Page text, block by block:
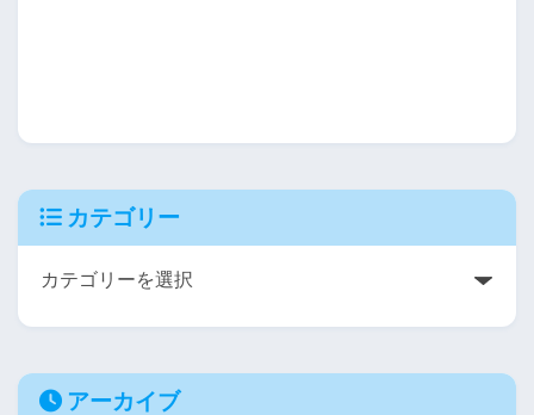
カテゴリー
アーカイブ